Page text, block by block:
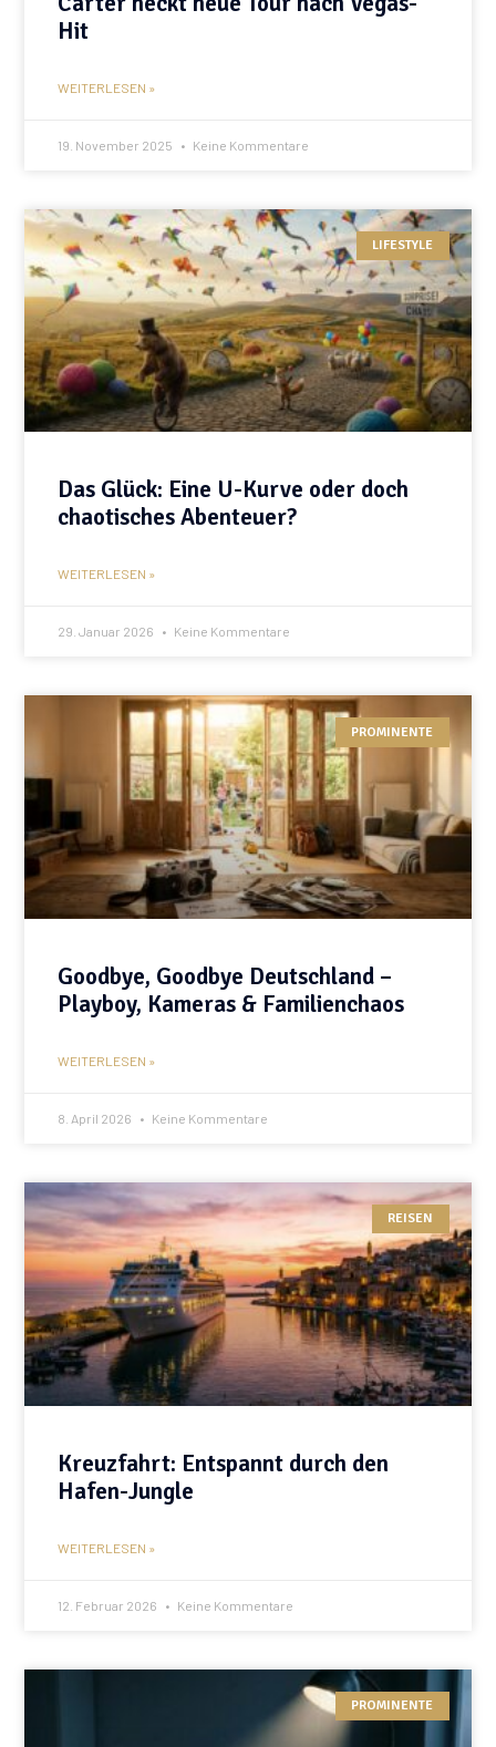
Hit
WEITERLESEN »
19. November 2025 Keine Kommentare
LIFESTYLE
Das Glück: Eine U-Kurve oder doch
chaotisches Abenteuer?
WEITERLESEN »
29. Januar 2026 Keine Kommentare
PROMINENTE
Goodbye, Goodbye Deutschland –
Playboy, Kameras & Familienchaos
WEITERLESEN »
8. April 2026 Keine Kommentare
REISEN
Kreuzfahrt: Entspannt durch den
Hafen-Jungle
WEITERLESEN »
12. Februar 2026 Keine Kommentare
PROMINENTE